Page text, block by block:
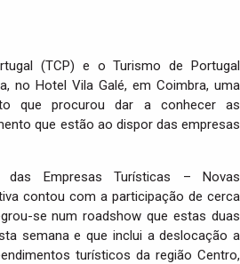
(TCP) e o Turismo de Portugal
no Hotel Vila Galé, em Coimbra, uma
que procurou dar a conhecer as
que estão ao dispor das empresas
das Empresas Turísticas – Novas
contou com a participação de cerca
se num roadshow que estas duas
semana e que inclui a deslocação a
turísticos da região Centro,